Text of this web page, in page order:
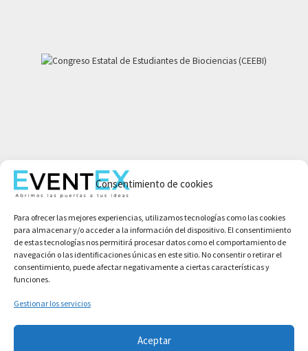
Consentimiento de cookies
Para ofrecer las mejores experiencias, utilizamos tecnologías como las cookies
para almacenar y/o acceder a la información del dispositivo. El consentimiento
de estas tecnologías nos permitirá procesar datos como el comportamiento de
navegación o las identificaciones únicas en este sitio. No consentir o retirar el
consentimiento, puede afectar negativamente a ciertas características y
funciones.
Gestionar los servicios
Aceptar
Aviso legal
Condiciones de compra
Política de cookies